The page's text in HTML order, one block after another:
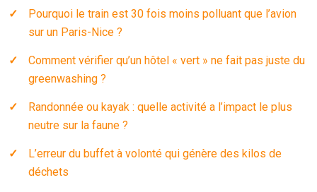
Pourquoi le train est 30 fois moins polluant que l’avion
sur un Paris-Nice ?
Comment vérifier qu’un hôtel « vert » ne fait pas juste du
greenwashing ?
Randonnée ou kayak : quelle activité a l’impact le plus
neutre sur la faune ?
L’erreur du buffet à volonté qui génère des kilos de
déchets